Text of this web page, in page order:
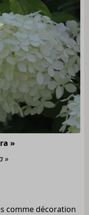
»
»
comme décoration